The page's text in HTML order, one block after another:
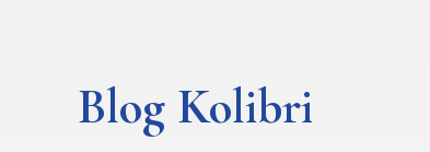
Blog Kolibri